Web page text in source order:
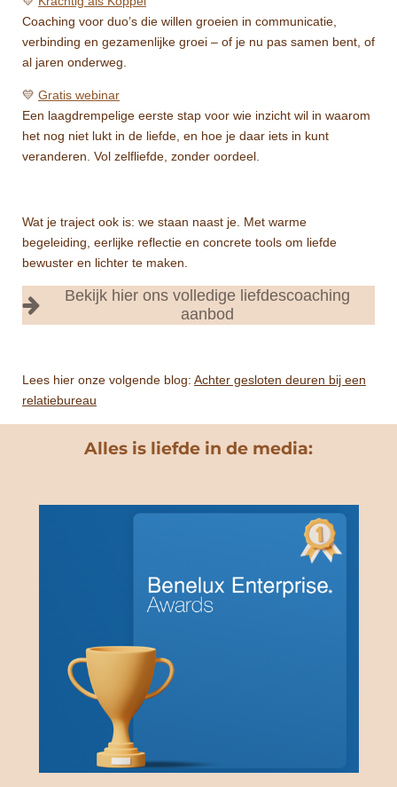
Coaching voor duo’s die willen groeien in communicatie,
verbinding en gezamenlijke groei – of je nu pas samen bent, of
al jaren onderweg.
💛 Gratis webinar
Een laagdrempelige eerste stap voor wie inzicht wil in waarom
het nog niet lukt in de liefde, en hoe je daar iets in kunt
veranderen. Vol zelfliefde, zonder oordeel.
Wat je traject ook is: we staan naast je. Met warme
begeleiding, eerlijke reflectie en concrete tools om liefde
bewuster en lichter te maken.
Bekijk hier ons volledige liefdescoaching
aanbod
Lees hier onze volgende blog: Achter gesloten deuren bij een
relatiebureau
Alles is liefde in de media: